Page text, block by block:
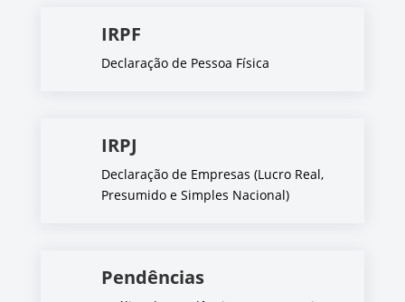
IRPF
Declaração de Pessoa Física
IRPJ
Declaração de Empresas (Lucro Real,
Presumido e Simples Nacional)
Pendências